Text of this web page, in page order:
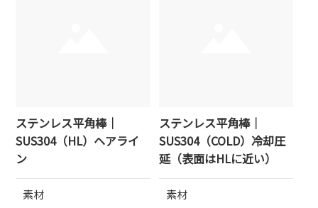
ステンレス平角棒｜
SUS304（HL）ヘアライ
ン
素材
ステンレス平角棒｜
SUS304（COLD）冷却圧
延（表面はHLに近い）
素材